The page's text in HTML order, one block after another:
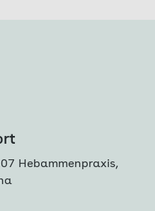
Hebammenpraxis,